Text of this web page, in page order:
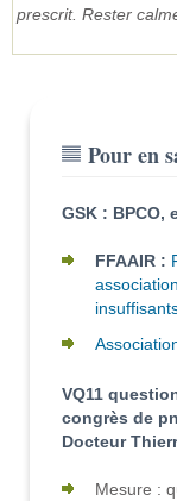
prescrit. Rester
Pour en
GSK : BPCO,
FFAAIR :
VQ11
congrès de
Docteur
Mesure :